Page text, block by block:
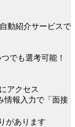
動紹介サービスで
でも選考可能！
アクセス
情報入力で「面接
があります